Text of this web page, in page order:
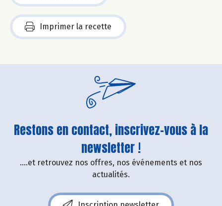
Imprimer la recette
Restons en contact, inscrivez-vous à la
newsletter !
....et retrouvez nos offres, nos événements et nos
actualités.